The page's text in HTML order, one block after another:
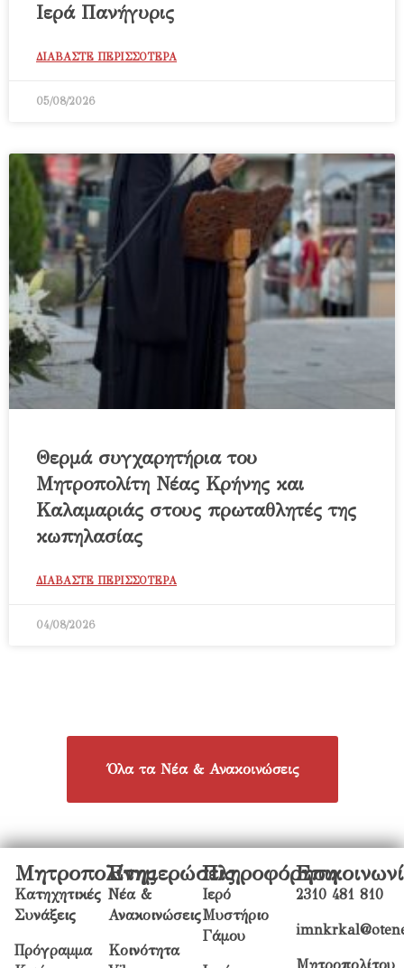
Ιερά Πανήγυρις
ΔΙΑΒΑΣΤΕ ΠΕΡΙΣΣΟΤΕΡΑ
05/08/2026
Θερμά συγχαρητήρια του
Μητροπολίτη Νέας Κρήνης και
Καλαμαριάς στους πρωταθλητές της
κωπηλασίας
ΔΙΑΒΑΣΤΕ ΠΕΡΙΣΣΟΤΕΡΑ
04/08/2026
Όλα τα Νέα & Ανακοινώσεις
Μητροπολίτης
Κατηχητικές
Συνάξεις
Πρόγραμμα
Ενημερώσεις
Νέα &
Ανακοινώσεις
Κοινότητα
Πληροφόρηση
Ιερό
Μυστήριο
Γάμου
2310 481 810
Μητροπολίτου